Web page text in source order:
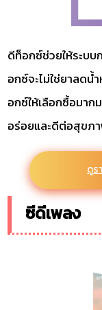
ดีท็อกซ์ช่วยให้ระบ
อกซ์จะไม่ใช่ยาลดน้
อกซ์ให้เลือกซื้อมา
อร่อยและดีต่อสุขภ
ดูร
ซีดีเพลง